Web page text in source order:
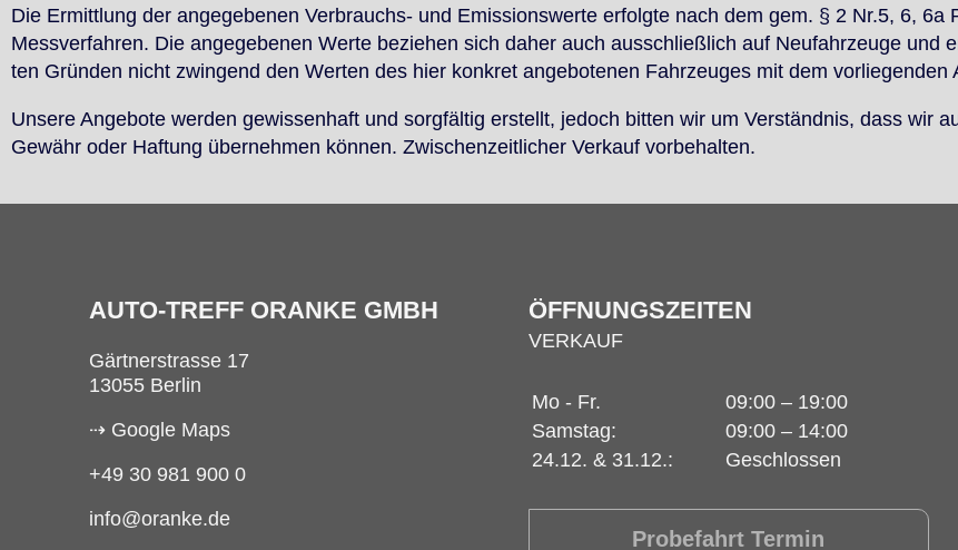
Die Er­mitt­lung der an­ge­ge­be­nen Ver­brauchs- und Emis­si­ons­wer­te er­folg­te nach dem gem. § 2 Nr.5, 6, 6a
Mess­ver­fah­ren. Die an­ge­ge­be­nen Wer­te be­zie­hen sich da­her auch aus­schließ­lich auf Neu­fahr­zeu­ge und
ten Grün­den nicht zwin­gend den Wer­ten des hier kon­kret an­ge­bo­te­nen Fahr­zeu­ges mit dem vor­lie­gen­den
Un­se­re An­ge­bo­te wer­den ge­wis­sen­haft und sorg­fäl­tig er­stellt, je­doch bit­ten wir um Ver­ständ­nis, dass wir
Ge­währ oder Haf­tung über­neh­men kön­nen. Zwi­schen­zeit­li­cher Ver­kauf vor­be­hal­ten.
AUTO-TREFF ORANKE GMBH
Gärtnerstrasse 17
13055 Berlin
⇢ Google Maps
+49 30 981 900 0
info@oranke.de
ÖFFNUNGSZEITEN
VERKAUF
Mo - Fr.
09:00 – 19:00
Samstag:
09:00 – 14:00
24.12. & 31.12.:
Geschlossen
Probefahrt Termin